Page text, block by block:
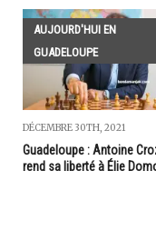
AUJOURD'HUI EN
GUADELOUPE
DÉCEMBRE 30TH, 2021
Guadeloupe : Antoine
rend sa liberté à Élie